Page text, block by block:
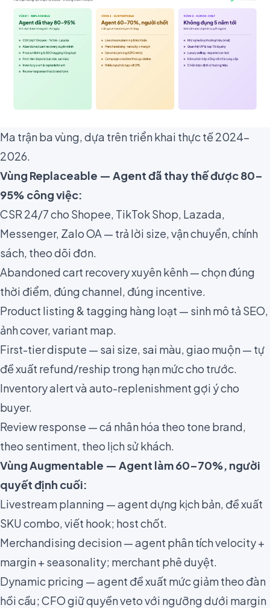
Ma trận ba vùng, dựa trên triển khai thực tế 2024–
2026.
Vùng Replaceable — Agent đã thay thế được 80–
95% công việc:
CSR 24/7 cho Shopee, TikTok Shop, Lazada,
Messenger, Zalo OA — trả lời size, vận chuyển, chính
sách, theo dõi đơn.
Abandoned cart recovery xuyên kênh — chọn đúng
thời điểm, đúng channel, đúng incentive.
Product listing & tagging hàng loạt — sinh mô tả SEO,
ảnh cover, variant map.
First-tier dispute — sai size, sai màu, giao muộn — tự
đề xuất refund/reship trong hạn mức cho trước.
Inventory alert và auto-replenishment gợi ý cho
buyer.
Review response — cá nhân hóa theo tone brand,
theo sentiment, theo lịch sử khách.
Vùng Augmentable — Agent làm 60–70%, người
quyết định cuối:
Livestream planning — agent dựng kịch bản, đề xuất
SKU combo, viết hook; host chốt.
Merchandising decision — agent phân tích velocity +
margin + seasonality; merchant phê duyệt.
Dynamic pricing — agent đề xuất mức giảm theo đàn
hồi cầu; CFO giữ quyền veto với ngưỡng dưới margin